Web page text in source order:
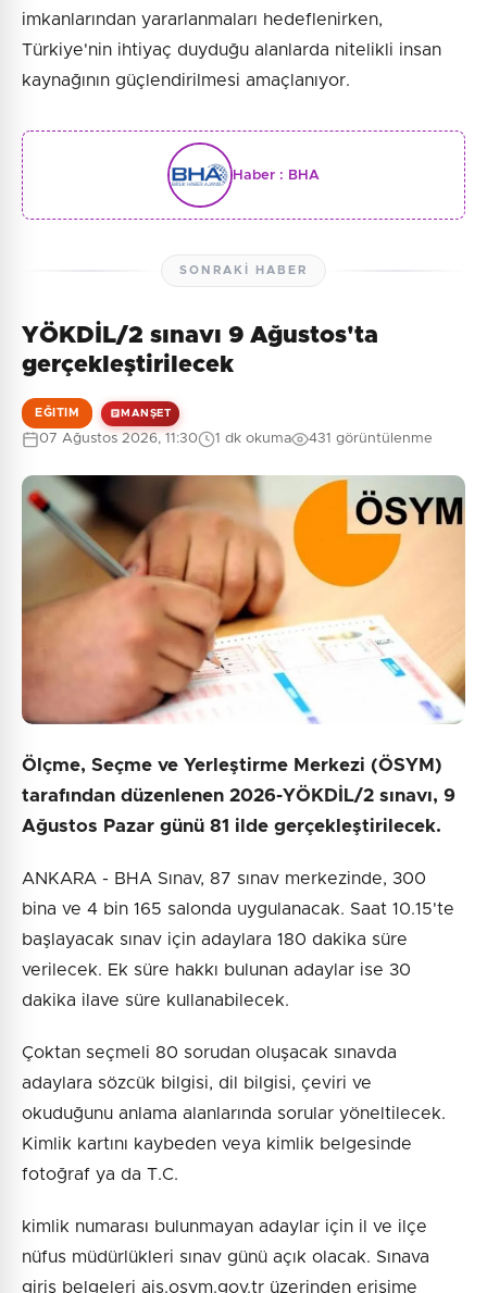
imkanlarından yararlanmaları hedeflenirken,
Türkiye'nin ihtiyaç duyduğu alanlarda nitelikli insan
kaynağının güçlendirilmesi amaçlanıyor.
Haber : BHA
SONRAKI HABER
YÖKDİL/2 sınavı 9 Ağustos'ta
gerçekleştirilecek
EĞITIM MANŞET
07 Ağustos 2026, 11:30 1 dk okuma 431 görüntülenme
Ölçme, Seçme ve Yerleştirme Merkezi (ÖSYM)
tarafından düzenlenen 2026-YÖKDİL/2 sınavı, 9
Ağustos Pazar günü 81 ilde gerçekleştirilecek.
ANKARA - BHA Sınav, 87 sınav merkezinde, 300
bina ve 4 bin 165 salonda uygulanacak. Saat 10.15'te
başlayacak sınav için adaylara 180 dakika süre
verilecek. Ek süre hakkı bulunan adaylar ise 30
dakika ilave süre kullanabilecek.
Çoktan seçmeli 80 sorudan oluşacak sınavda
adaylara sözcük bilgisi, dil bilgisi, çeviri ve
okuduğunu anlama alanlarında sorular yöneltilecek.
Kimlik kartını kaybeden veya kimlik belgesinde
fotoğraf ya da T.C.
kimlik numarası bulunmayan adaylar için il ve ilçe
nüfus müdürlükleri sınav günü açık olacak. Sınava
giriş belgeleri ais.osym.gov.tr üzerinden erişime